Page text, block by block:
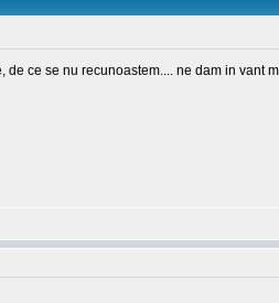
de ce se nu recunoastem.... ne dam in vant